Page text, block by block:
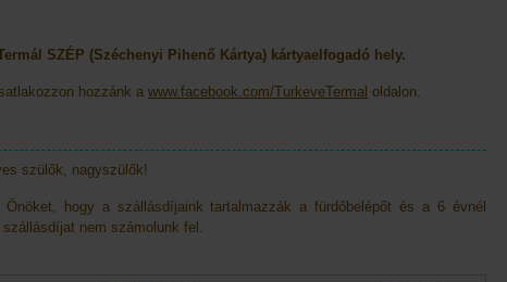
SZÉP (Széchenyi Pihenő Kártya) kártyaelfogadó hely.
hozzánk a www.facebook.com/TurkeveTermal oldalon.
szülők, nagyszülők!
hogy a szállásdíjaink tartalmazzák a fürdőbelépőt és a 6 évnél
nem számolunk fel.